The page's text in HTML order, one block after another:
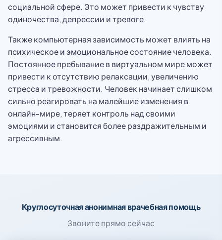
социальной сфере. Это может привести к чувству
одиночества, депрессии и тревоге.
Также компьютерная зависимость может влиять на
психическое и эмоциональное состояние человека.
Постоянное пребывание в виртуальном мире может
привести к отсутствию релаксации, увеличению
стресса и тревожности. Человек начинает слишком
сильно реагировать на малейшие изменения в
онлайн-мире, теряет контроль над своими
эмоциями и становится более раздражительным и
агрессивным.
Круглосуточная анонимная врачебная помощь
Звоните прямо сейчас